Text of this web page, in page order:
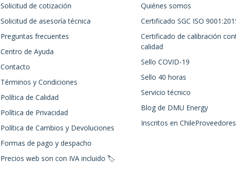
Solicitud de cotización
Solicitud de asesoría técnica
Preguntas frecuentes
Centro de Ayuda
Contacto
Términos y Condiciones
Política de Calidad
Política de Privacidad
Política de Cambios y Devoluciones
Formas de pago y despacho
Precios web son con IVA incluido 🏷️
Quiénes somos
Certificado SGC ISO
Certificado de calibración
calidad
Sello COVID-19
Sello 40 horas
Servicio técnico
Blog de DMU Energy
Inscritos en